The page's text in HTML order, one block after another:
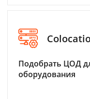
Подобрать ЦОД
оборудования